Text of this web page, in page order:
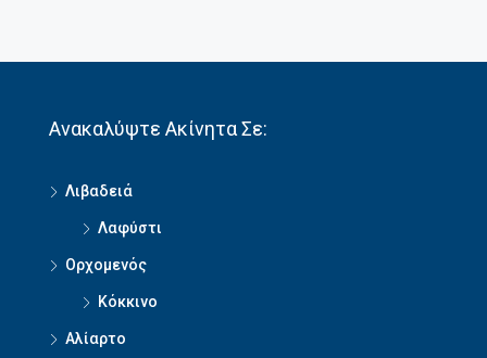
Ανακαλύψτε Ακίνητα Σε:
Λιβαδειά
Λαφύστι
Ορχομενός
Κόκκινο
Αλίαρτο